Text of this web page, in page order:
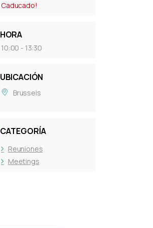
Caducado!
HORA
10:00 - 13:30
UBICACIÓN
Brussels
CATEGORÍA
Reuniones
Meetings